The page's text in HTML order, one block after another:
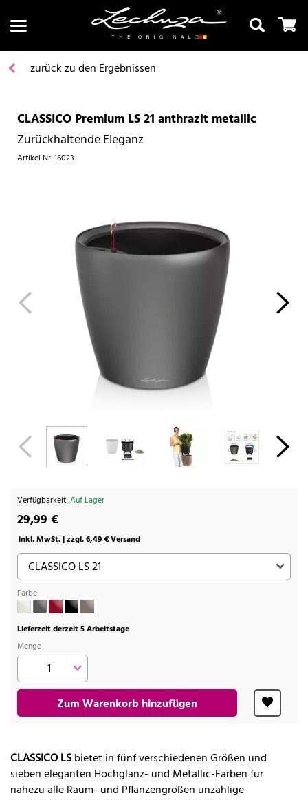
Suchen
zurück zu den Ergebnissen
CLASSICO Premium LS 21 anthrazit metallic
Zurückhaltende Eleganz
Artikel Nr.16023
Verfügbarkeit: Auf Lager
29,99 €
inkl. MwSt. |zzgl. 6,49 € Versand
Farbe
Lieferzeit derzeit 5 Arbeitstage
Menge
Zum Warenkorb hinzufügen
CLASSICO LSbietet in fünf verschiedenen Größen und
sieben eleganten Hochglanz- und Metallic-Farben für
nahezu alle Raum- und Pflanzengrößen unzählige